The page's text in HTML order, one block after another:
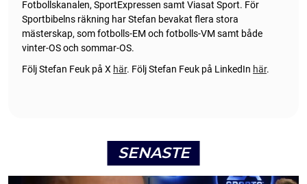
Fotbollskanalen, SportExpressen samt Viasat Sport. För
Sportbibelns räkning har Stefan bevakat flera stora
mästerskap, som fotbolls-EM och fotbolls-VM samt både
vinter-OS och sommar-OS.
Följ Stefan Feuk på X här. Följ Stefan Feuk på LinkedIn här.
SENASTE